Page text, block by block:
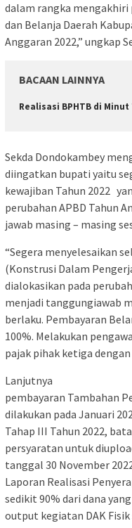
dalam rangka mengakhiri
dan Belanja Daerah
Anggaran 2022,” ungkap
BACAAN LAINNYA
Realisasi BPHTB di
Sekda Dondokambey
diingatkan bupati yaitu
kewajiban Tahun 2022
perubahan APBD Tahun
jawab masing – masing
“Segera menyelesaikan
(Konstrusi Dalam
dialokasikan pada
menjadi tanggungiawab
berlaku. Pembayaran
100%. Melakukan
pajak pihak ketiga
Lanjutnya
pembayaran Tambahan
dilakukan pada Januari
Tahap III Tahun 2022,
persyaratan untuk
tanggal 30 November
Laporan Realisasi
sedikit 90% dari dana
output kegiatan DAK